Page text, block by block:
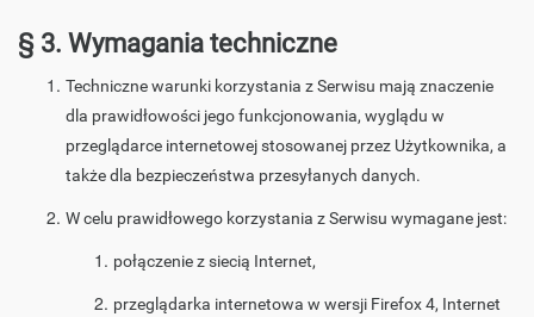
§ 3. Wymagania techniczne
Techniczne warunki korzystania z Serwisu mają znaczenie
dla prawidłowości jego funkcjonowania, wyglądu w
przeglądarce internetowej stosowanej przez Użytkownika, a
także dla bezpieczeństwa przesyłanych danych.
W celu prawidłowego korzystania z Serwisu wymagane jest:
połączenie z siecią Internet,
przeglądarka internetowa w wersji Firefox 4, Internet